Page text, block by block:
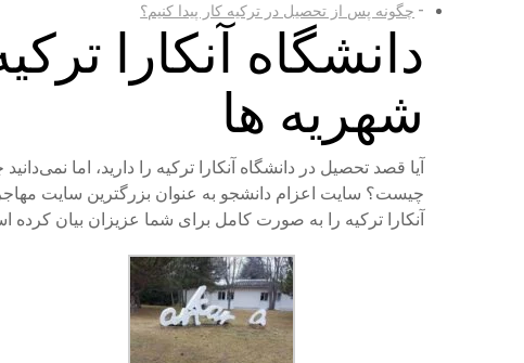
چگونه پس از تحصیل در ترکیه کار پیدا کنیم؟
دانشگاه آنکارا
شهریه ها
آیا قصد تحصیل در دانشگاه آنکارا ترکیه را دارید، اما
آنکارا ترکیه را به صورت کامل برای شما عزیزان بیان کرده